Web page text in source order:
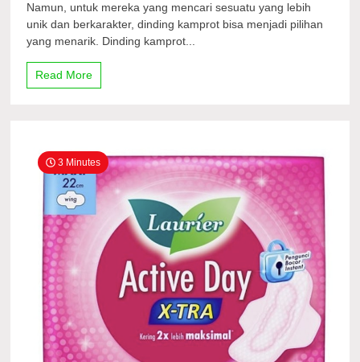
Mulai
dari
Namun, untuk mereka yang mencari sesuatu yang lebih
unik dan berkarakter, dinding kamprot bisa menjadi pilihan
yang menarik. Dinding kamprot...
Read More
3 Minutes